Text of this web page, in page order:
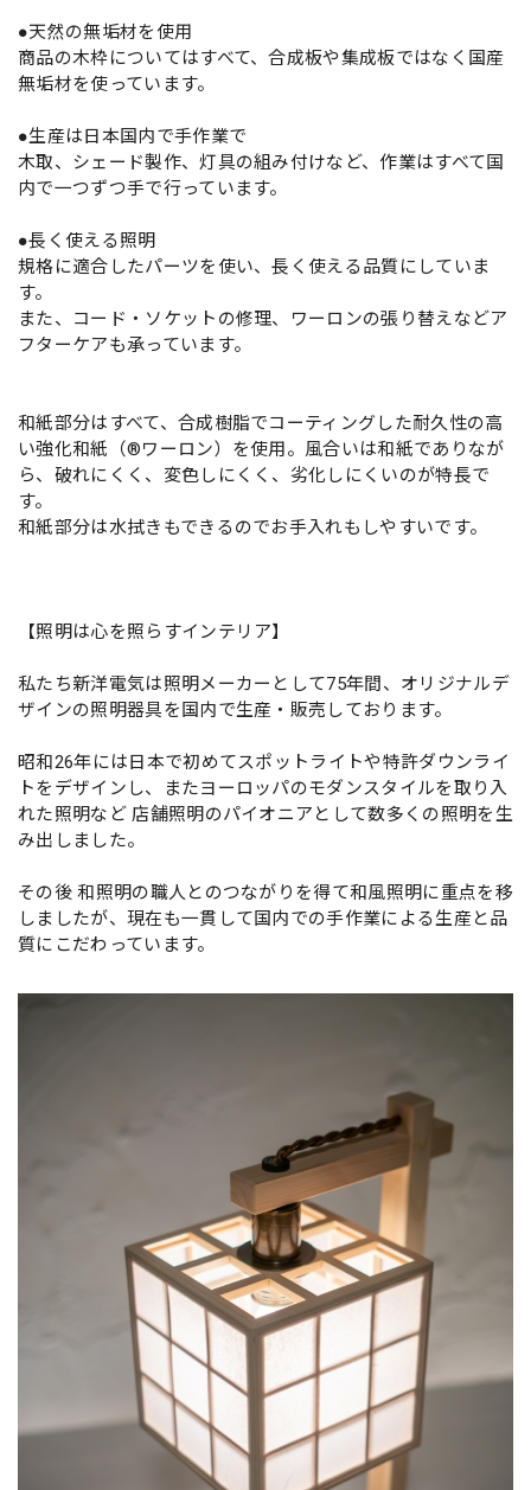
●天然の無垢材を使用
商品の木枠についてはすべて、合成板や集成板ではなく国産
無垢材を使っています。
●生産は日本国内で手作業で
木取、シェード製作、灯具の組み付けなど、作業はすべて国
内で一つずつ手で行っています。
●長く使える照明
規格に適合したパーツを使い、長く使える品質にしていま
す。
また、コード・ソケットの修理、ワーロンの張り替えなどア
フターケアも承っています。
和紙部分はすべて、合成樹脂でコーティングした耐久性の高
い強化和紙（®ワーロン）を使用。風合いは和紙でありなが
ら、破れにくく、変色しにくく、劣化しにくいのが特長で
す。
和紙部分は水拭きもできるのでお手入れもしやすいです。
【照明は心を照らすインテリア】
私たち新洋電気は照明メーカーとして75年間、オリジナルデ
ザインの照明器具を国内で生産・販売しております。
昭和26年には日本で初めてスポットライトや特許ダウンライ
トをデザインし、またヨーロッパのモダンスタイルを取り入
れた照明など 店舗照明のパイオニアとして数多くの照明を生
み出しました。
その後 和照明の職人とのつながりを得て和風照明に重点を移
しましたが、現在も一貫して国内での手作業による生産と品
質にこだわっています。